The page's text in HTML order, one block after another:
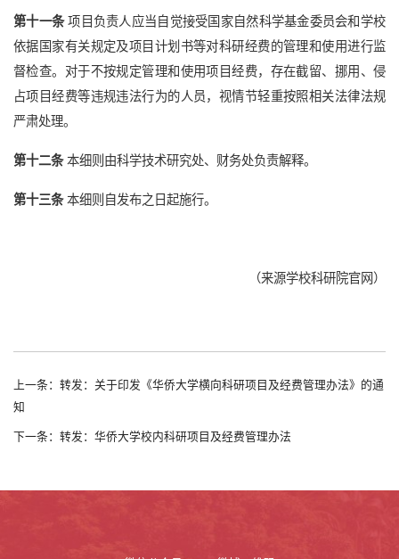
第十一条项目负责人应当自觉接受国家自然科学基金委员会和学校
依据国家有关规定及项目计划书等对科研经费的管理和使用进行监
督检查。对于不按规定管理和使用项目经费，存在截留、挪用、侵
占项目经费等违规违法行为的人员，视情节轻重按照相关法律法规
严肃处理。
第十二条本细则由科学技术研究处、财务处负责解释。
第十三条本细则自发布之日起施行。
（来源学校科研院官网）
上一条：转发：关于印发《华侨大学横向科研项目及经费管理办法》的通
知
下一条：转发：华侨大学校内科研项目及经费管理办法